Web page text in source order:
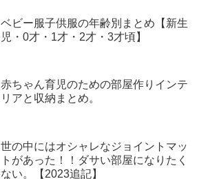
ベビー服子供服の年齢別まとめ【新生
児・0才・1才・2才・3才頃】
赤ちゃん育児のための部屋作りインテ
リアと収納まとめ。
世の中にはオシャレなジョイントマッ
トがあった！！ダサい部屋になりたく
ない。【2023追記】